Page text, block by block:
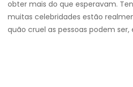
obter mais do que esperavam.
muitas celebridades estão
quão cruel as pessoas podem ser,